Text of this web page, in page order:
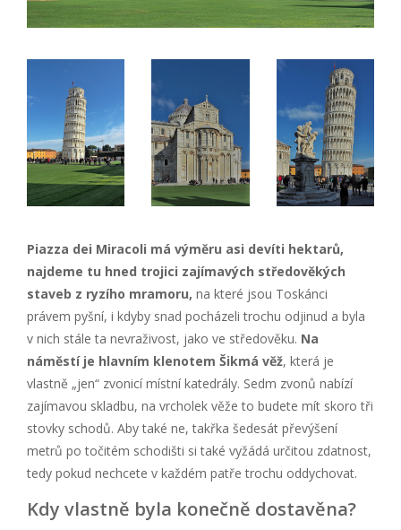
Piazza dei Miracoli má výměru asi devíti hektarů,
najdeme tu hned trojici zajímavých středověkých
staveb z ryzího mramoru, na které jsou Toskánci
právem pyšní, i kdyby snad pocházeli trochu odjinud a byla
v nich stále ta nevraživost, jako ve středověku. Na
náměstí je hlavním klenotem Šikmá věž, která je
vlastně „jen“ zvonicí místní katedrály. Sedm zvonů nabízí
zajímavou skladbu, na vrcholek věže to budete mít skoro tři
stovky schodů. Aby také ne, takřka šedesát převýšení
metrů po točitém schodišti si také vyžádá určitou zdatnost,
tedy pokud nechcete v každém patře trochu oddychovat.
Kdy vlastně byla konečně dostavěna?